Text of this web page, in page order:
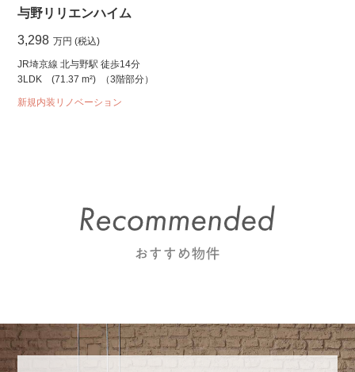
与野リリエンハイム
3,298 万円 (税込)
JR埼京線 北与野駅 徒歩14分
3LDK
(71.37 m²) （3階部分）
新規内装リノベーション